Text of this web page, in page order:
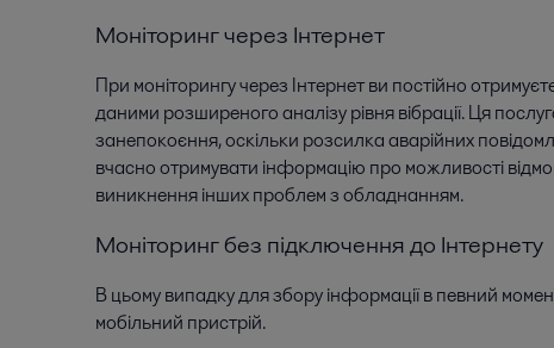
Моніторинг через Інтернет
При моніторингу через Інтернет ви постійно
даними розширеного аналізу рівня вібрації. Ця
занепокоєння, оскільки розсилка аварійних
вчасно отримувати інформацію про можливості
виникнення інших проблем з обладнанням.
Моніторинг без підключення до Інтернету
В цьому випадку для збору інформації в певний
мобільний пристрій.